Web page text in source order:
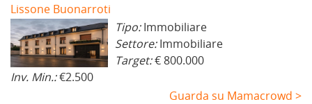
Lissone Buonarroti
Tipo:Immobiliare
Settore:Immobiliare
Target:€ 800.000
Inv. Min.:€2.500
Guarda su Mamacrowd >